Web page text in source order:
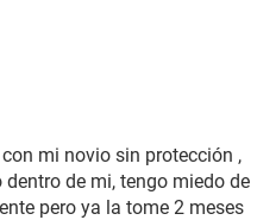
mi novio sin protección ,
de mi, tengo miedo de
pero ya la tome 2 meses